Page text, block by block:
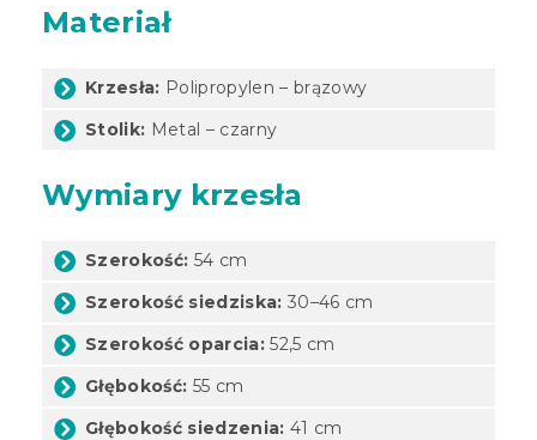
Materiał
Krzesła: Polipropylen – brązowy
Stolik: Metal – czarny
Wymiary krzesła
Szerokość: 54 cm
Szerokość siedziska: 30–46 cm
Szerokość oparcia: 52,5 cm
Głębokość: 55 cm
Głębokość siedzenia: 41 cm